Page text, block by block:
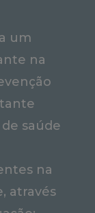
um
na
saúde
na
através